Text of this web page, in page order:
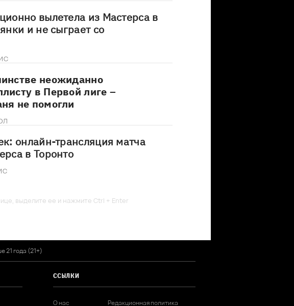
вылетела из Мастерса в
и не сыграет со
неожиданно
в Первой лиге –
не помогли
онлайн-трансляция матча
в Торонто
выделите ее и нажмите Ctrl + Enter
21 года (21+)
ССЫЛКИ
О нас Редакционная политика